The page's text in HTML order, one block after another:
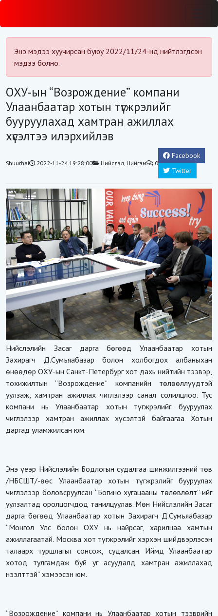
Энэ мэдээ хуучирсан буюу 2022/11/24-нд нийтлэгдсэн
мэдээ болно.
ОХУ-ын “Возрождение” компани
Улаанбаатар хотын түгжрэлийг
бууруулахад хамтран ажиллах
хүсэлтээ илэрхийлэв
Shuurhai 2022-11-24 19:28:00 Нийслэл, Нийгэм 0
Facebook
Twitter
Нийслэлийн Засаг дарга бөгөөд Улаанбаатар хотын
Захирагч Д.Сумъяабазар болон холбогдох албаныхан
өнөөдөр ОХУ-ын Санкт-Петербург хот дахь нийтийн тээвэр,
тохижилтын “Возрождение” компанийн төлөөллүүдтэй
уулзаж, хамтран ажиллах чиглэлээр санал солилцлоо. Тус
компани нь Улаанбаатар хотын түгжрэлийг бууруулах
чиглэлээр хамтран ажиллах хүсэлтэй байгаагаа Хотын
даргад уламжилсан юм.
Энэ үеэр Нийслэлийн Бодлогын судалгаа шинжилгээний төв
/НБСШТ/-өөс Улаанбаатар хотын түгжрэлийг бууруулах
чиглэлээр боловсруулсан “Богино хугацааны төлөвлөлт”-ийг
уулзалтад оролцогчдод танилцуулав. Мөн Нийслэлийн Засаг
дарга бөгөөд Улаанбаатар хотын Захирагч Д.Сумъяабазар
“Монгол Улс болон ОХУ нь найрсаг, харилцаа хамтын
ажиллагаатай. Москва хот түгжрэлийг хэрхэн шийдвэрлэсэн
талаарх туршлагыг сонсож, судалсан. Иймд Улаанбаатар
хотод тулгамдаж буй уг асуудалд хамтран ажиллахад
нээлттэй” хэмээсэн юм.
“Возрождение” компани нь Улаанбаатар хотын тээврийн